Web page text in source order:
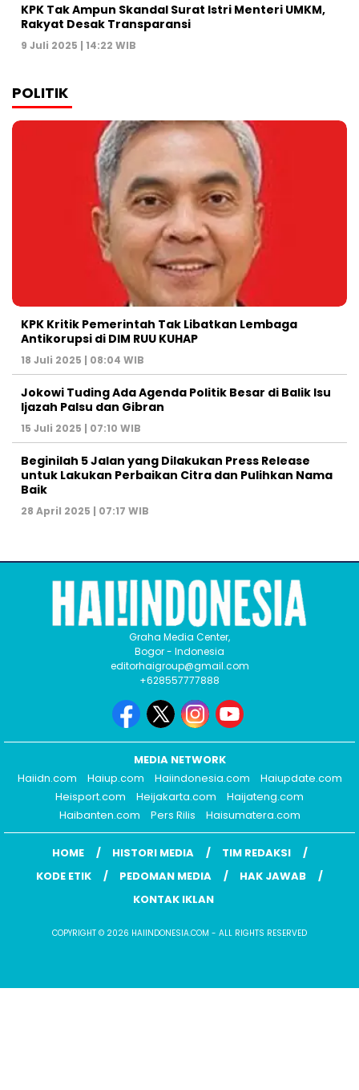
KPK Tak Ampun Skandal Surat Istri Menteri UMKM,
Rakyat Desak Transparansi
9 Juli 2025 | 14:22 WIB
POLITIK
KPK Kritik Pemerintah Tak Libatkan Lembaga
Antikorupsi di DIM RUU KUHAP
18 Juli 2025 | 08:04 WIB
Jokowi Tuding Ada Agenda Politik Besar di Balik Isu
Ijazah Palsu dan Gibran
15 Juli 2025 | 07:10 WIB
Beginilah 5 Jalan yang Dilakukan Press Release
untuk Lakukan Perbaikan Citra dan Pulihkan Nama
Baik
28 April 2025 | 07:17 WIB
Graha Media Center,
Bogor - Indonesia
editorhaigroup@gmail.com
+628557777888
MEDIA NETWORK
Haiidn.com
Haiup.com Haiindonesia.com
Haiupdate.com
Heisport.com
Heijakarta.com
Haijateng.com
Haibanten.com
Pers Rilis Haisumatera.com
HOME HISTORI MEDIA
TIM REDAKSI
KODE ETIK
PEDOMAN MEDIA
HAK JAWAB
KONTAK IKLAN
COPYRIGHT © 2026 HAIINDONESIA.COM - ALL RIGHTS RESERVED